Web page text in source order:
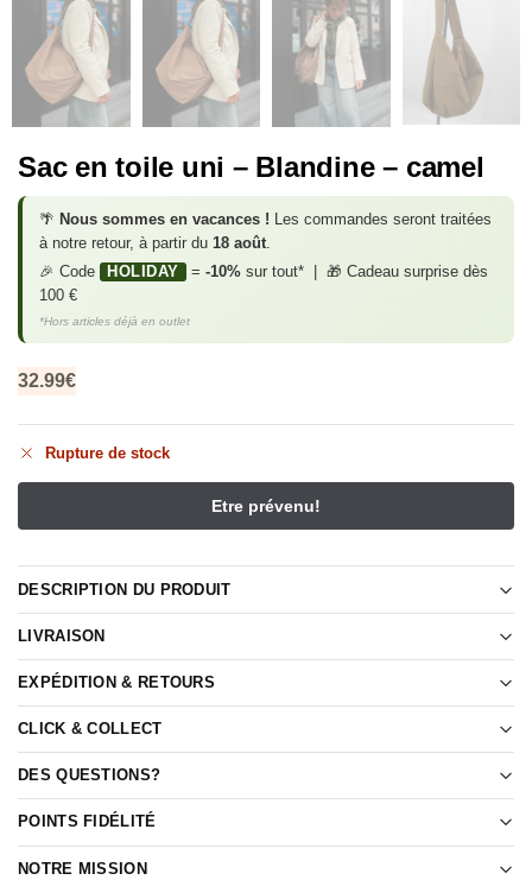
Sac en toile uni – Blandine – camel
🌴 Nous sommes en vacances ! Les commandes seront traitées
à notre retour, à partir du 18 août.
🎉 Code
HOLIDAY = -10%sur tout* | 🎁 Cadeau surprise dès
100 €
*Hors articles déjà en outlet
32.99€
Rupture de stock
DESCRIPTION DU PRODUIT
LIVRAISON
EXPÉDITION & RETOURS
CLICK & COLLECT
DES QUESTIONS?
POINTS FIDÉLITÉ
NOTRE MISSION